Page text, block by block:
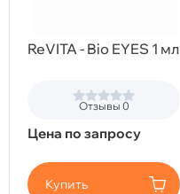
ReVITA - Bio EYES 1 мл
Отзывы 0
Цена по запросу
Купить